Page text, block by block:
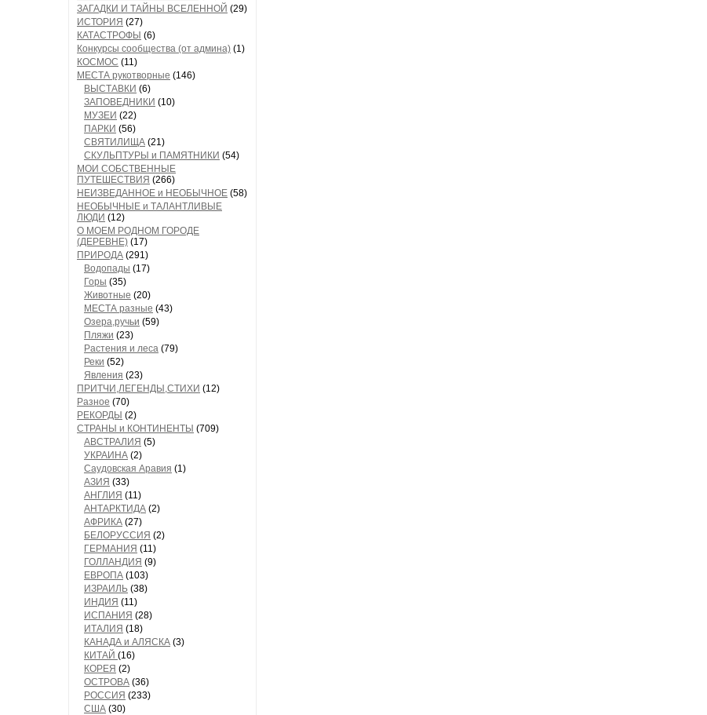
ЗАГАДКИ И ТАЙНЫ ВСЕЛЕННОЙ (29)
ИСТОРИЯ (27)
КАТАСТРОФЫ (6)
Конкурсы сообщества (от админа) (1)
КОСМОС (11)
МЕСТА рукотворные (146)
ВЫСТАВКИ (6)
ЗАПОВЕДНИКИ (10)
МУЗЕИ (22)
ПАРКИ (56)
СВЯТИЛИЩА (21)
СКУЛЬПТУРЫ и ПАМЯТНИКИ (54)
МОИ СОБСТВЕННЫЕ
ПУТЕШЕСТВИЯ (266)
НЕИЗВЕДАННОЕ и НЕОБЫЧНОЕ (58)
НЕОБЫЧНЫЕ и ТАЛАНТЛИВЫЕ
ЛЮДИ (12)
О МОЕМ РОДНОМ ГОРОДЕ
(ДЕРЕВНЕ) (17)
ПРИРОДА (291)
Водопады (17)
Горы (35)
Животные (20)
МЕСТА разные (43)
Озера,ручьи (59)
Пляжи (23)
Растения и леса (79)
Реки (52)
Явления (23)
ПРИТЧИ,ЛЕГЕНДЫ,СТИХИ (12)
Разное (70)
РЕКОРДЫ (2)
СТРАНЫ и КОНТИНЕНТЫ (709)
АВСТРАЛИЯ (5)
УКРАИНА (2)
Саудовская Аравия (1)
АЗИЯ (33)
АНГЛИЯ (11)
АНТАРКТИДА (2)
АФРИКА (27)
БЕЛОРУССИЯ (2)
ГЕРМАНИЯ (11)
ГОЛЛАНДИЯ (9)
ЕВРОПА (103)
ИЗРАИЛЬ (38)
ИНДИЯ (11)
ИСПАНИЯ (28)
ИТАЛИЯ (18)
КАНАДА и АЛЯСКА (3)
КИТАЙ (16)
КОРЕЯ (2)
ОСТРОВА (36)
РОССИЯ (233)
США (30)